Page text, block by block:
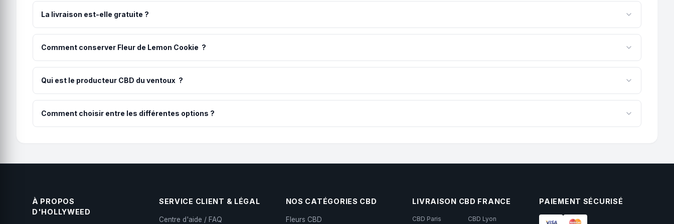
numéro de suivi vous est communiqué par email.
La livraison est-elle gratuite ?
Les frais de port sont de 4.90€. La livraison est offerte dès 50€ d’achat chez CBD du ventoux . Le seuil est calculé par producteur pour vous garantir le meilleur rapport qualité-
prix.
Comment conserver Fleur de Lemon Cookie ?
Pour préserver toutes les qualités de Fleur de Lemon Cookie , conservez-le dans un bocal hermétique à l’abri de la lumière et de l’humidité. Une bonne conservation permet de
maintenir les arômes, la puissance et la fraîcheur du produit pendant plusieurs mois.
Qui est le producteur CBD du ventoux ?
Justin REMY, fils de vigneron, incarne une passion profonde pour la terre, l’agriculture et le cannabis. Au pied du Mont Ventoux, nous cultivons notre CBD en agriculture
biologique, avec un engagement fort pour des méthodes naturelles et respectueuses de l’environnement. Nous privilégions des prati... Basé en Provence Alpes Côte d’Azur.
Comment choisir entre les différentes options ?
À PROPOS
D'HOLLYWEED
SERVICE CLIENT & LÉGAL
Centre d'aide / FAQ
NOS CATÉGORIES CBD
Fleurs CBD
LIVRAISON CBD FRANCE
CBD Paris CBD Lyon
PAIEMENT SÉCURISÉ